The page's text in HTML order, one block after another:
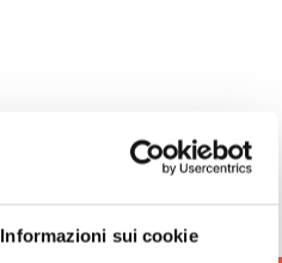
Informazioni sui cookie